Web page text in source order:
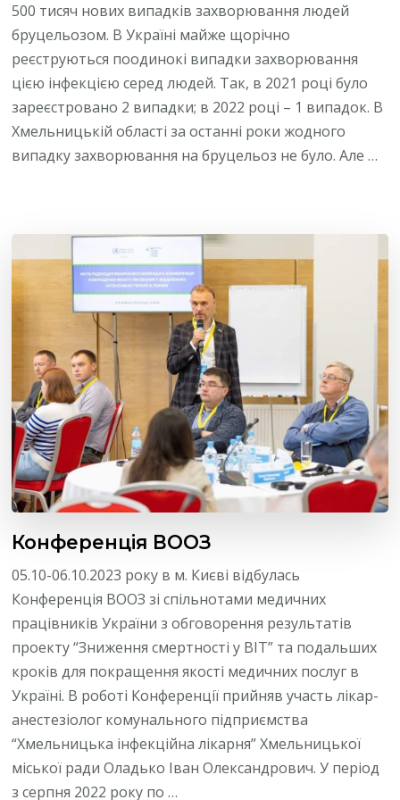
500 тисяч нових випадків захворювання людей
бруцельозом. В Україні майже щорічно
реєструються поодинокі випадки захворювання
цією інфекцією серед людей. Так, в 2021 році було
зареєстровано 2 випадки; в 2022 році – 1 випадок. В
Хмельницькій області за останні роки жодного
випадку захворювання на бруцельоз не було. Але …
Конференція ВООЗ
05.10-06.10.2023 року в м. Києві відбулась
Конференція ВООЗ зі спільнотами медичних
працівників України з обговорення результатів
проекту “Зниження смертності у ВІТ” та подальших
кроків для покращення якості медичних послуг в
Україні. В роботі Конференції прийняв участь лікар-
анестезіолог комунального підприємства
“Хмельницька інфекційна лікарня” Хмельницької
міської ради Оладько Іван Олександрович. У період
з серпня 2022 року по …